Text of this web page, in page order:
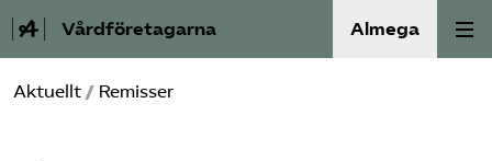
Vårdföretagarna Almega
Välfärdskriminalitet
Aktuellt / Remisser